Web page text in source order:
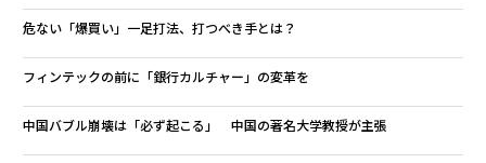
危ない「爆買い」一足打法、打つべき手とは？
フィンテックの前に「銀行カルチャー」の変革を
中国バブル崩壊は「必ず起こる」 中国の著名大学教授が主張